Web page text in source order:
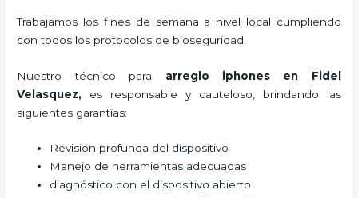
Trabajamos los fines de semana a nivel local cumpliendo
con todos los protocolos de bioseguridad.
Nuestro técnico para arreglo iphonesen Fidel
Velasquez, es responsable y cauteloso, brindando las
siguientes garantías:
Revisión profunda del dispositivo
Manejo de herramientas adecuadas
diagnóstico con el dispositivo abierto